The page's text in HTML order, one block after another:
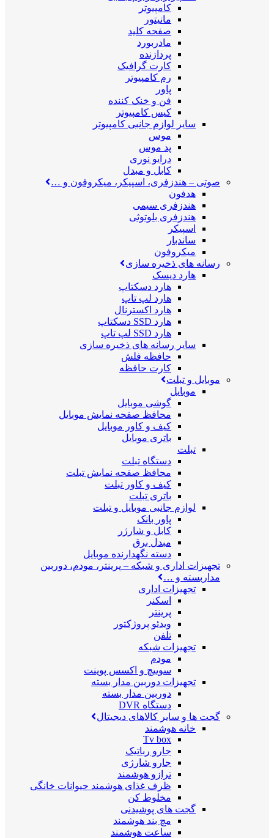
کامپیوتر
مانیتور
صفحه کلید
مادربورد
پردازنده
کارت گرافیک
رم کامپیوتر
پاور
فن و خنک کننده
کیس کامپیوتر
سایر لوازم جانبی کامپیوتر
موس
پد موس
درایو نوری
کابل و مبدل
صوتی – هندزفری، اسپیکر، میکروفون و …
هدفون
هندزفری سیمی
هندزفری بلوتوثی
اسپیکر
ساندبار
میکروفون
رسانه های ذخیره سازی
هارد دیسک
هارد دسکتاپ
هارد لپ تاپ
هارد اکسترنال
هارد SSD دسکتاپ
هارد SSD لپ تاپ
سایر رسانه های ذخیره سازی
حافظه فلش
کارت حافظه
موبایل و تبلت
موبایل
گوشی موبایل
محافظ صفحه نمایش موبایل
کیف و کاور موبایل
باتری موبایل
تبلت
دستگاه تبلت
محافظ صفحه نمایش تبلت
کیف و کاور تبلت
باتری تبلت
لوازم جانبی موبایل و تبلت
پاور بانک
کابل و شارژر
مبدل برق
دسته نگهدارنده موبایل
تجهیزات اداری و شبکه – پرینتر، مودم، دوربین
مداربسته و …
تجهیزات اداری
اسکنر
پرینتر
ویدئو پروژکتور
تلفن
تجهیزات شبکه
مودم
سوییچ و اکسس پوینت
تجهیزات دوربین مدار بسته
دوربین مدار بسته
دستگاه DVR
گجت ها و سایر کالاهای دیجیتال
خانه هوشمند
Tv box
جارو رباتیک
جارو شارژی
ترازو هوشمند
ظرف غذای هوشمند حیوانات خانگی
مخلوط کن
گجت های پوشیدنی
مچ بند هوشمند
ساعت هوشمند